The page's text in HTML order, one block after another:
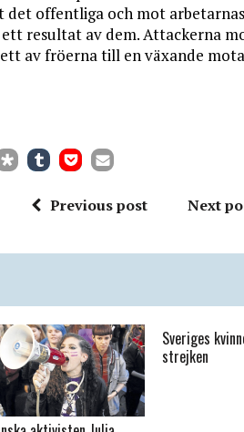
det offentliga och mot
resultat av dem. Attackerna
av fröerna till en växande
Previous post Next
Sveriges
strejken